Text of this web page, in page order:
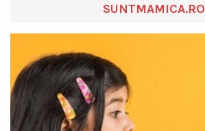
SUNTMAMICA.RO